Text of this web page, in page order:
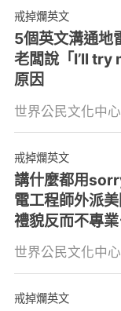
戒掉爛英文
5個英文溝通地
老闆說「I’ll try
原因
世界公民文化中心
戒掉爛英文
講什麼都用
電工程師外派
禮貌反而不專
世界公民文化中心
戒掉爛英文